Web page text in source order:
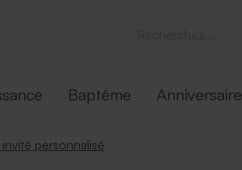
Baptême Anniversaire
personnalisé